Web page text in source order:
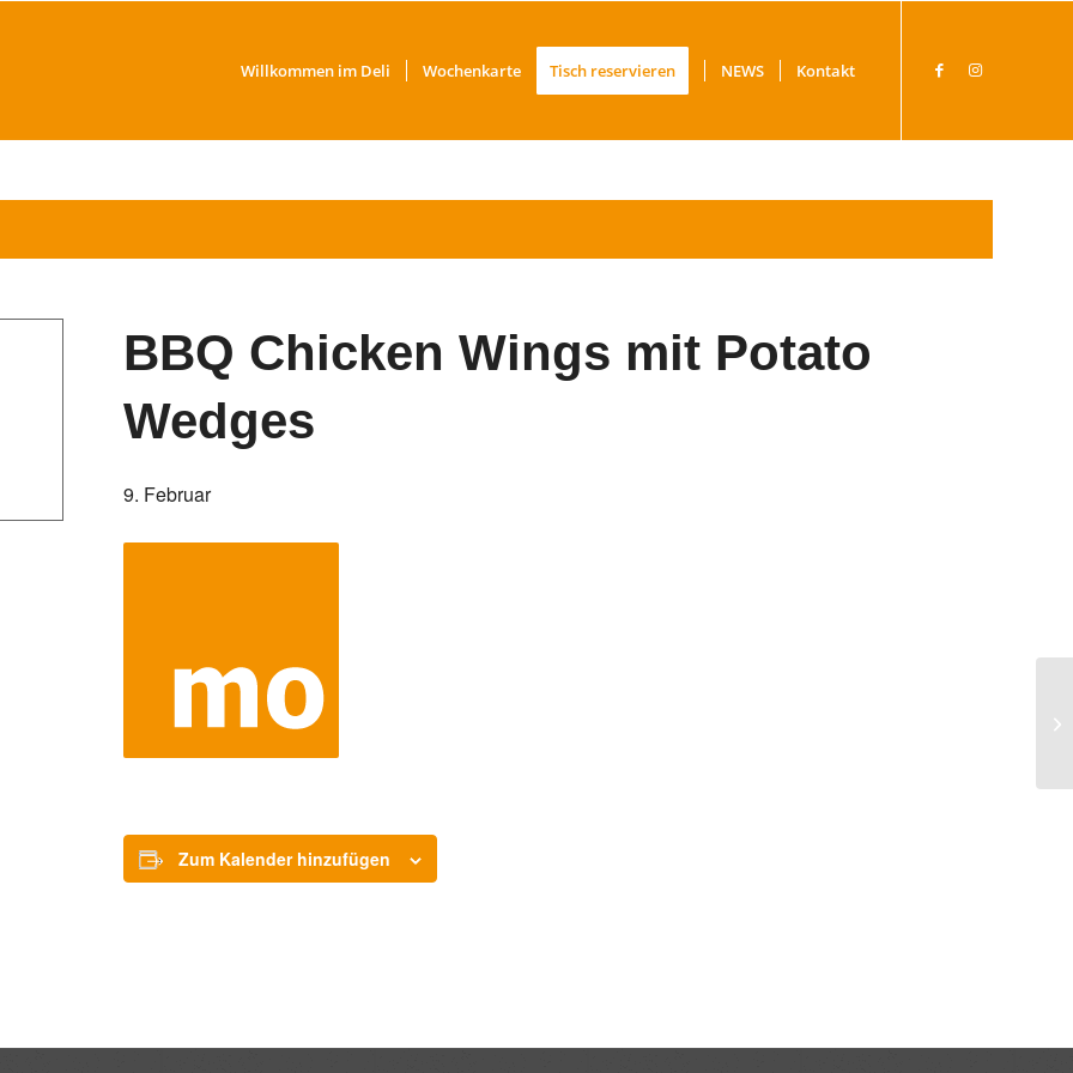
Willkommen im Deli Wochenkarte Tisch reservieren NEWS Kontakt
BBQ Chicken Wings mit Potato
Wedges
9. Februar
Zum Kalender hinzufügen